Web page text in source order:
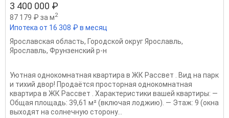
3 400 000 ₽
87 179 ₽ за м2
Ипотека от 16 308 ₽ в месяц
Ярославская область, Городской округ Ярославль,
Ярославль, Фрунзенский р-н
Уютная однокомнатная квартира в ЖК Рассвет . Вид на парк
и тихий двор! Продаётся просторная однокомнатная
квартира в ЖК Рассвет . Характеристики вашей квартиры: —
Общая площадь: 39,61 м² (включая лоджию). — Этаж: 9 (окна
выходят на солнечную сторону...